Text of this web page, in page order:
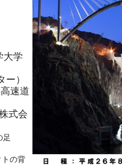
学
）
道
式会
足
の背